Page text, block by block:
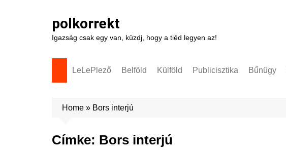
polkorrekt
Igazság csak egy van, küzdj, hogy a tiéd legyen az!
LeLePlező Belföld Külföld Publicisztika Bűnügy
Home » Bors interjú
Címke: Bors interjú